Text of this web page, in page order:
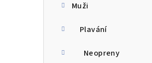
Muži
Plavání
Neopreny